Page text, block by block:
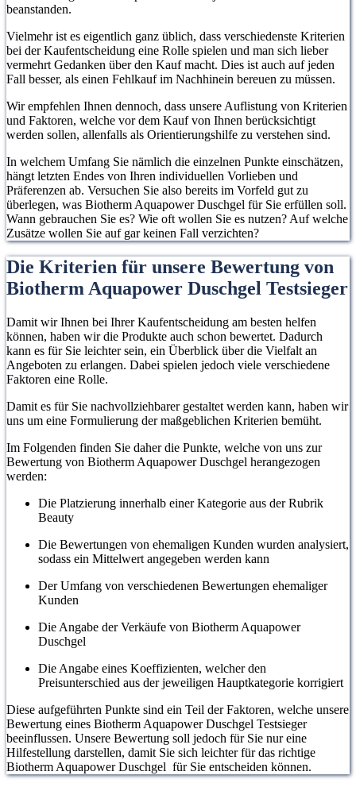
beanstanden.
Vielmehr ist es eigentlich ganz üblich, dass verschiedenste Kriterien
bei der Kaufentscheidung eine Rolle spielen und man sich lieber
vermehrt Gedanken über den Kauf macht. Dies ist auch auf jeden
Fall besser, als einen Fehlkauf im Nachhinein bereuen zu müssen.
Wir empfehlen Ihnen dennoch, dass unsere Auflistung von Kriterien
und Faktoren, welche vor dem Kauf von Ihnen berücksichtigt
werden sollen, allenfalls als Orientierungshilfe zu verstehen sind.
In welchem Umfang Sie nämlich die einzelnen Punkte einschätzen,
hängt letzten Endes von Ihren individuellen Vorlieben und
Präferenzen ab. Versuchen Sie also bereits im Vorfeld gut zu
überlegen, was Biotherm Aquapower Duschgel für Sie erfüllen soll.
Wann gebrauchen Sie es? Wie oft wollen Sie es nutzen? Auf welche
Zusätze wollen Sie auf gar keinen Fall verzichten?
Die Kriterien für unsere Bewertung von
Biotherm Aquapower Duschgel Testsieger
Damit wir Ihnen bei Ihrer Kaufentscheidung am besten helfen
können, haben wir die Produkte auch schon bewertet. Dadurch
kann es für Sie leichter sein, ein Überblick über die Vielfalt an
Angeboten zu erlangen. Dabei spielen jedoch viele verschiedene
Faktoren eine Rolle.
Damit es für Sie nachvollziehbarer gestaltet werden kann, haben wir
uns um eine Formulierung der maßgeblichen Kriterien bemüht.
Im Folgenden finden Sie daher die Punkte, welche von uns zur
Bewertung von Biotherm Aquapower Duschgel herangezogen
werden:
Die Platzierung innerhalb einer Kategorie aus der Rubrik
Beauty
Die Bewertungen von ehemaligen Kunden wurden analysiert,
sodass ein Mittelwert angegeben werden kann
Der Umfang von verschiedenen Bewertungen ehemaliger
Kunden
Die Angabe der Verkäufe von Biotherm Aquapower
Duschgel
Die Angabe eines Koeffizienten, welcher den
Preisunterschied aus der jeweiligen Hauptkategorie korrigiert
Diese aufgeführten Punkte sind ein Teil der Faktoren, welche unsere
Bewertung eines Biotherm Aquapower Duschgel Testsieger
beeinflussen. Unsere Bewertung soll jedoch für Sie nur eine
Hilfestellung darstellen, damit Sie sich leichter für das richtige
Biotherm Aquapower Duschgel für Sie entscheiden können.